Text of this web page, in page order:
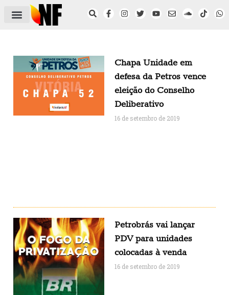
Chapa Unidade em
defesa da Petros vence
eleição do Conselho
Deliberativo
16 de setembro de 2019
Petrobrás vai lançar
PDV para unidades
colocadas à venda
16 de setembro de 2019